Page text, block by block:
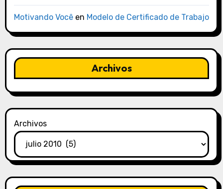
Motivando Vocêen Modelo de Certificado de Trabajo
Archivos
Archivos